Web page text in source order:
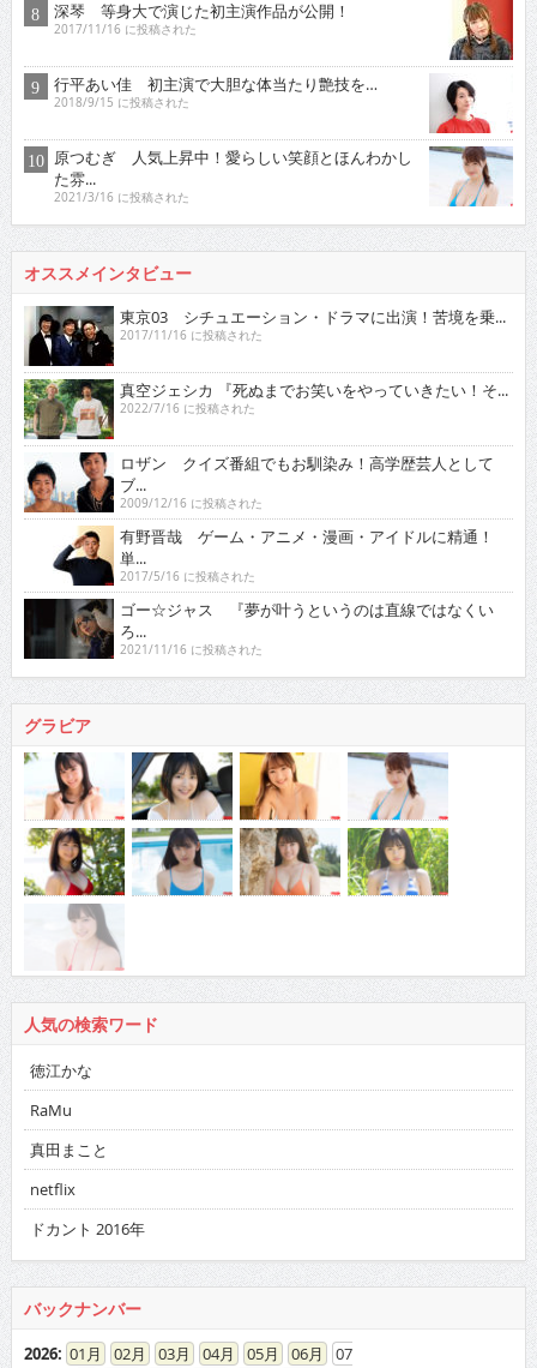
深琴 等身大で演じた初主演作品が公開！
2017/11/16 に投稿された
行平あい佳 初主演で大胆な体当たり艶技を…
2018/9/15 に投稿された
原つむぎ 人気上昇中！愛らしい笑顔とほんわかし
た雰...
2021/3/16 に投稿された
オススメインタビュー
東京03 シチュエーション・ドラマに出演！苦境を乗...
2017/11/16 に投稿された
真空ジェシカ 『死ぬまでお笑いをやっていきたい！そ...
2022/7/16 に投稿された
ロザン クイズ番組でもお馴染み！高学歴芸人として
ブ...
2009/12/16 に投稿された
有野晋哉 ゲーム・アニメ・漫画・アイドルに精通！
単...
2017/5/16 に投稿された
ゴー☆ジャス 『夢が叶うというのは直線ではなくい
ろ...
2021/11/16 に投稿された
グラビア
人気の検索ワード
徳江かな
RaMu
真田まこと
netflix
ドカント 2016年
バックナンバー
2026: 01 02 03 04 05 06
07